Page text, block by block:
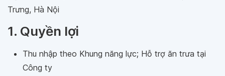
Trưng, Hà Nội
1. Quyền lợi
Thu nhập theo Khung năng lực; Hỗ trợ ăn trưa tại
Công ty